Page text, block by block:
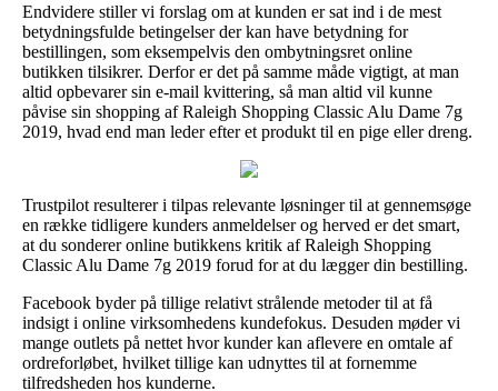
Endvidere stiller vi forslag om at kunden er sat ind i de mest
betydningsfulde betingelser der kan have betydning for
bestillingen, som eksempelvis den ombytningsret online
butikken tilsikrer. Derfor er det på samme måde vigtigt, at man
altid opbevarer sin e-mail kvittering, så man altid vil kunne
påvise sin shopping af Raleigh Shopping Classic Alu Dame 7g
2019, hvad end man leder efter et produkt til en pige eller dreng.
Trustpilot resulterer i tilpas relevante løsninger til at gennemsøge
en række tidligere kunders anmeldelser og herved er det smart,
at du sonderer online butikkens kritik af Raleigh Shopping
Classic Alu Dame 7g 2019 forud for at du lægger din bestilling.
Facebook byder på tillige relativt strålende metoder til at få
indsigt i online virksomhedens kundefokus. Desuden møder vi
mange outlets på nettet hvor kunder kan aflevere en omtale af
ordreforløbet, hvilket tillige kan udnyttes til at fornemme
tilfredsheden hos kunderne.